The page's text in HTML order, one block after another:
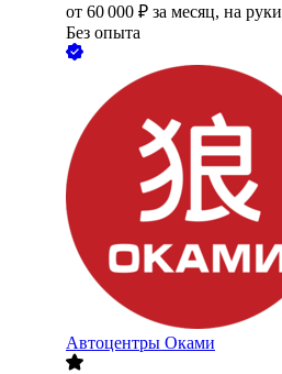
от 60 000 ₽ за месяц, на руки
Без опыта
Автоцентры Оками